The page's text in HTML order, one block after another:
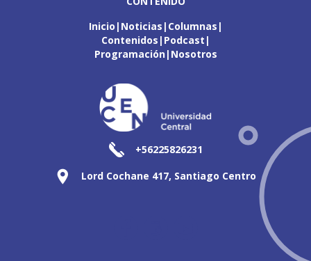
Inicio Noticias Columnas
Contenidos Podcast
Programación Nosotros
+56225826231
Lord Cochane 417, Santiago Centro